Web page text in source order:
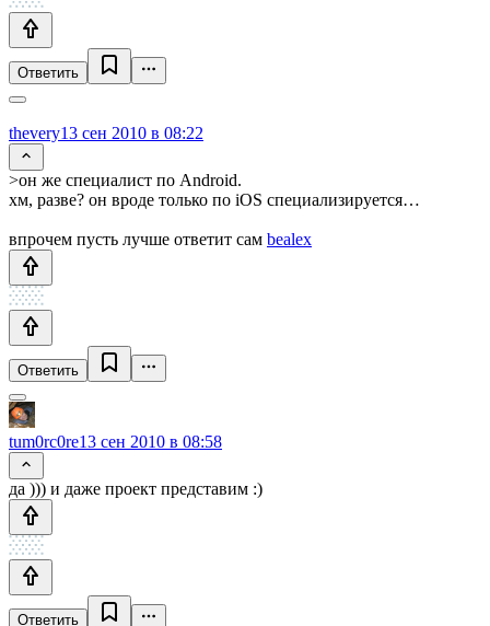
Ответить
thevery13 сен 2010 в 08:22
>он же специалист по Android.
хм, разве? он вроде только по iOS специализируется…
впрочем пусть лучше ответит сам bealex
Ответить
tum0rc0re13 сен 2010 в 08:58
да ))) и даже проект представим :)
Ответить